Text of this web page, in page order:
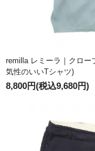
remilla レミーラ｜クロー
気性のいいTシャツ)
8,800円(税込9,680円)